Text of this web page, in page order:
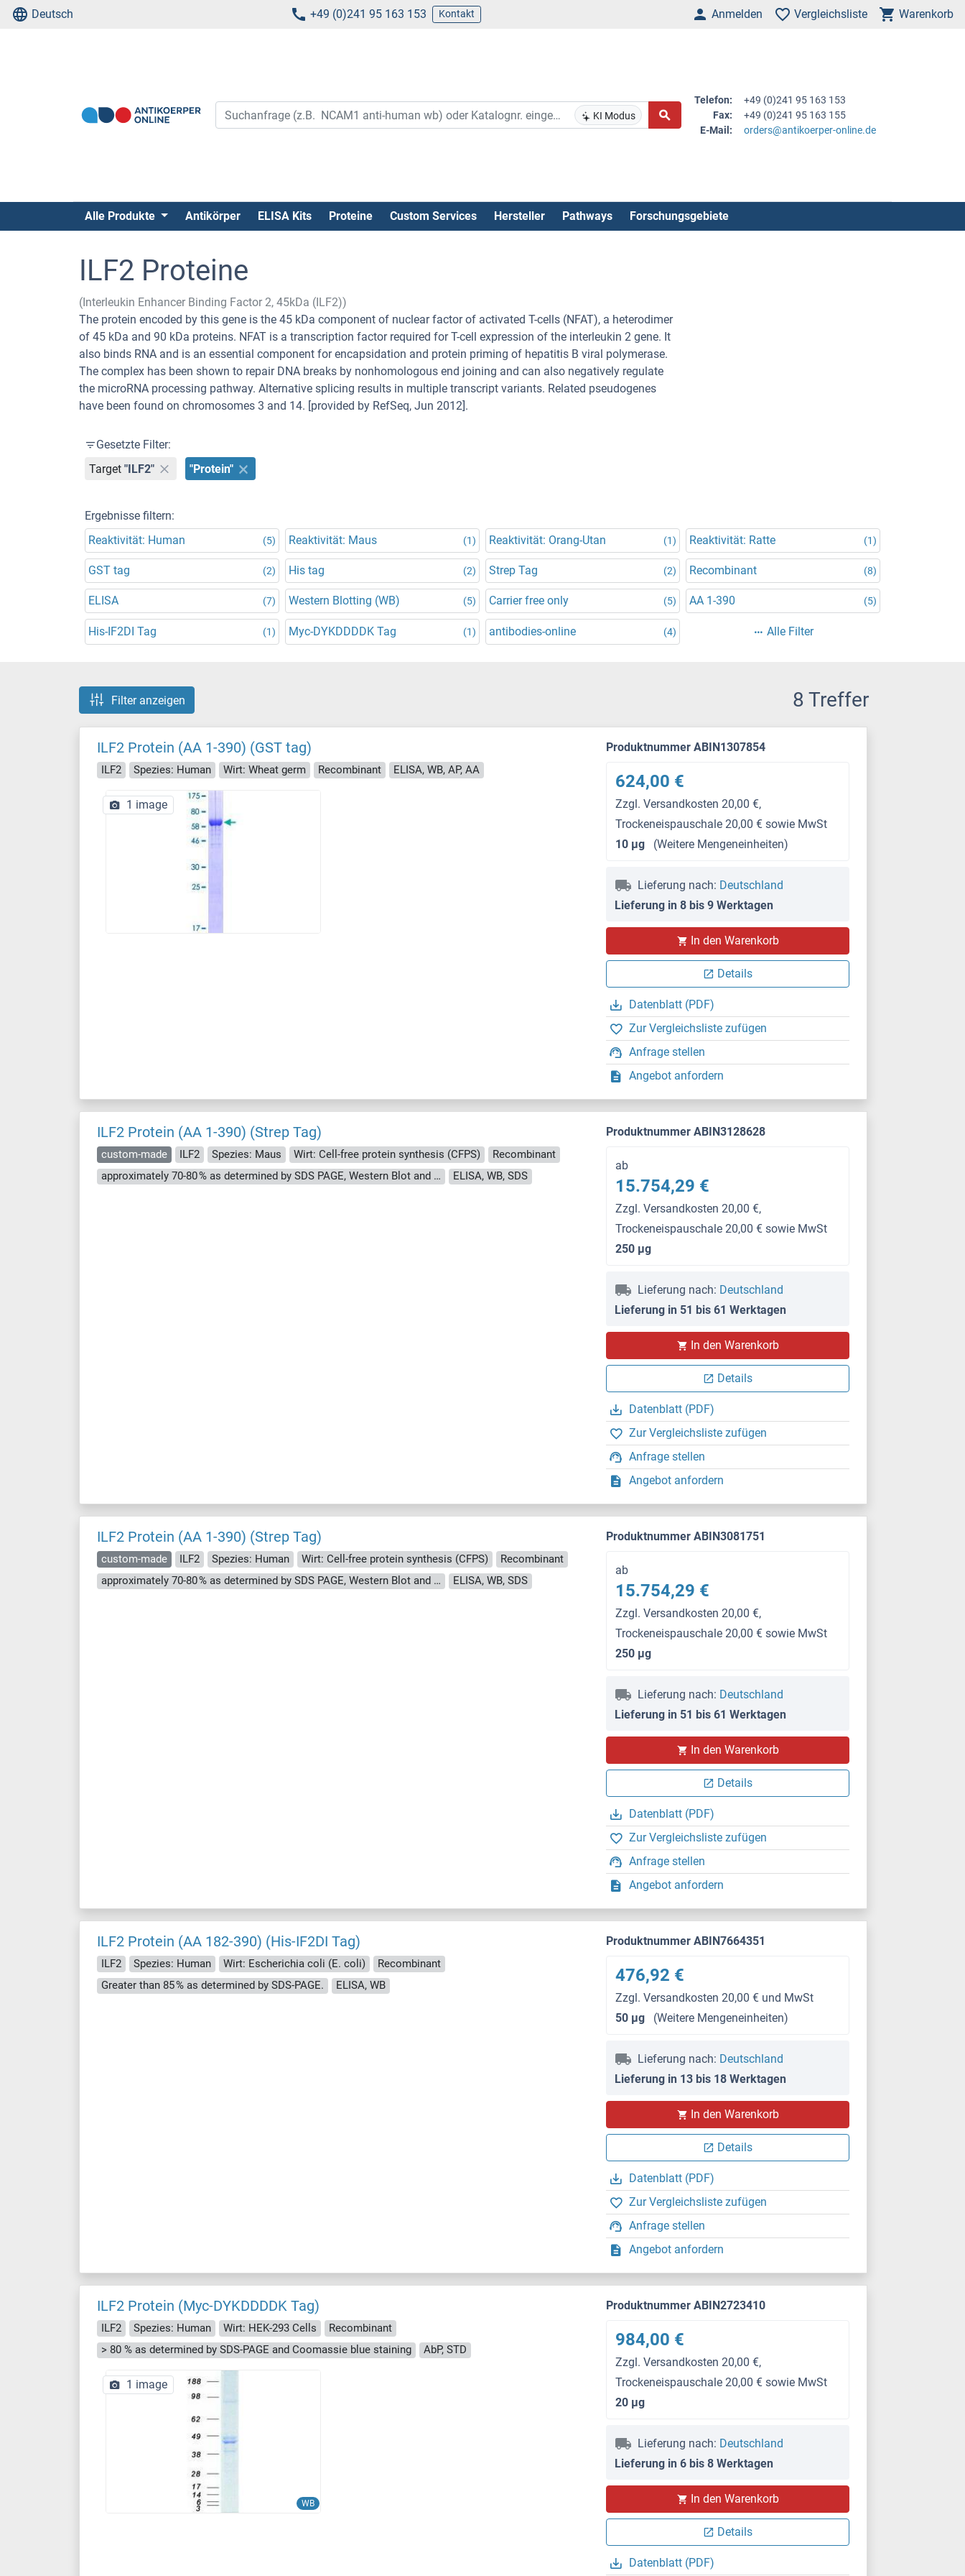
Deutsch +49 (0)241 95 163 153 Kontakt Anmelden Vergleichsliste Warenkorb
KI Modus
Telefon:
+49 (0)241 95 163 153
Fax:
+49 (0)241 95 163 155
E-Mail:
orders@antikoerper-online.de
Alle Produkte Antikörper ELISA Kits Proteine Custom Services Hersteller Pathways Forschungsgebiete
ILF2 Proteine
(Interleukin Enhancer Binding Factor 2, 45kDa (ILF2))
The protein encoded by this gene is the 45 kDa component of nuclear factor of activated T-cells (NFAT), a heterodimer
of 45 kDa and 90 kDa proteins. NFAT is a transcription factor required for T-cell expression of the interleukin 2 gene. It
also binds RNA and is an essential component for encapsidation and protein priming of hepatitis B viral polymerase.
The complex has been shown to repair DNA breaks by nonhomologous end joining and can also negatively regulate
the microRNA processing pathway. Alternative splicing results in multiple transcript variants. Related pseudogenes
have been found on chromosomes 3 and 14. [provided by RefSeq, Jun 2012].
Gesetzte Filter:
Target "ILF2" "Protein"
Ergebnisse filtern:
Reaktivität: Human
(5) Reaktivität: Maus (1) Reaktivität: Orang-Utan (1) Reaktivität: Ratte (1)
GST tag (2) His tag (2) Strep Tag (2) Recombinant (8)
ELISA (7) Western Blotting (WB) (5) Carrier free only (5) AA 1-390 (5)
His-IF2DI Tag (1) Myc-DYKDDDDK Tag (1) antibodies-online (4) Alle Filter
Filter anzeigen 8 Treffer
ILF2 Protein (AA 1-390) (GST tag)
ILF2 Spezies: Human Wirt: Wheat germ Recombinant ELISA, WB, AP, AA
1 image
Produktnummer ABIN1307854
624,00 €
Zzgl. Versandkosten 20,00 €,
Trockeneispauschale 20,00 € sowie MwSt
10 μg
(Weitere Mengeneinheiten)
Lieferung nach: Deutschland
Lieferung in 8 bis 9 Werktagen
In den Warenkorb
Details
Datenblatt (PDF)
Zur Vergleichsliste zufügen
Anfrage stellen
Angebot anfordern
ILF2 Protein (AA 1-390) (Strep Tag)
custom-made ILF2 Spezies: Maus Wirt: Cell-free protein synthesis (CFPS)
Recombinant
approximately 70-80 % as determined by SDS PAGE, Western Blot and analytical SEC (HPLC).
ELISA, WB, SDS
Produktnummer ABIN3128628
ab
15.754,29 €
Zzgl. Versandkosten 20,00 €,
Trockeneispauschale 20,00 € sowie MwSt
250 μg
Lieferung nach: Deutschland
Lieferung in 51 bis 61 Werktagen
In den Warenkorb
Details
Datenblatt (PDF)
Zur Vergleichsliste zufügen
Anfrage stellen
Angebot anfordern
ILF2 Protein (AA 1-390) (Strep Tag)
custom-made ILF2 Spezies: Human Wirt: Cell-free protein synthesis (CFPS)
Recombinant
approximately 70-80 % as determined by SDS PAGE, Western Blot and analytical SEC (HPLC).
ELISA, WB, SDS
Produktnummer ABIN3081751
ab
15.754,29 €
Zzgl. Versandkosten 20,00 €,
Trockeneispauschale 20,00 € sowie MwSt
250 μg
Lieferung nach: Deutschland
Lieferung in 51 bis 61 Werktagen
In den Warenkorb
Details
Datenblatt (PDF)
Zur Vergleichsliste zufügen
Anfrage stellen
Angebot anfordern
ILF2 Protein (AA 182-390) (His-IF2DI Tag)
ILF2 Spezies: Human Wirt: Escherichia coli (E. coli)
Recombinant
Greater than 85 % as determined by SDS-PAGE.
ELISA, WB
Produktnummer ABIN7664351
476,92 €
Zzgl. Versandkosten 20,00 € und MwSt
50 μg
(Weitere Mengeneinheiten)
Lieferung nach: Deutschland
Lieferung in 13 bis 18 Werktagen
In den Warenkorb
Details
Datenblatt (PDF)
Zur Vergleichsliste zufügen
Anfrage stellen
Angebot anfordern
ILF2 Protein (Myc-DYKDDDDK Tag)
ILF2 Spezies: Human Wirt: HEK-293 Cells
Recombinant
> 80 % as determined by SDS-PAGE and Coomassie blue staining
AbP, STD
WB
1 image
Produktnummer ABIN2723410
984,00 €
Zzgl. Versandkosten 20,00 €,
Trockeneispauschale 20,00 € sowie MwSt
20 μg
Lieferung nach: Deutschland
Lieferung in 6 bis 8 Werktagen
In den Warenkorb
Details
Datenblatt (PDF)